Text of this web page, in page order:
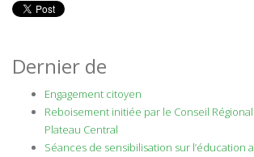
Dernier de
Engagement citoyen
Reboisement initiée par le Conseil
Plateau Central
Séances de sensibilisation sur l’éducation